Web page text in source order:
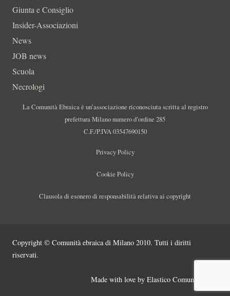
Giunta e Consiglio
Insider-Associazioni
News
JOB news
Scuola
Necrologi
La Comunità Ebraica è un’associazione riconosciuta scritta al registro
prefettura Milano numero d’ordine 285
C.F./P.IVA 03547690150
Privacy Policy
Cookie Policy
Clausola di esonero di responsabilità relativa ai copyright
Copyright © Comunità ebraica di Milano 2010. Tutti i diritti
riservati.
Made with love by Elastico Comunicazione